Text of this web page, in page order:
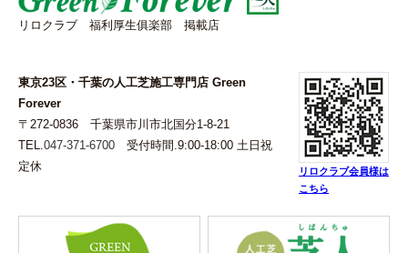
リロクラブ 福利厚生俱楽部 掲載店
東京23区・千葉の人工芝施工専門店 Green
Forever
〒272-0836 千葉県市川市北国分1-8-21
TEL. 047-371-6700 受付時間.9:00-18:00 土日祝
定休
リロクラブ会員様は
こちら